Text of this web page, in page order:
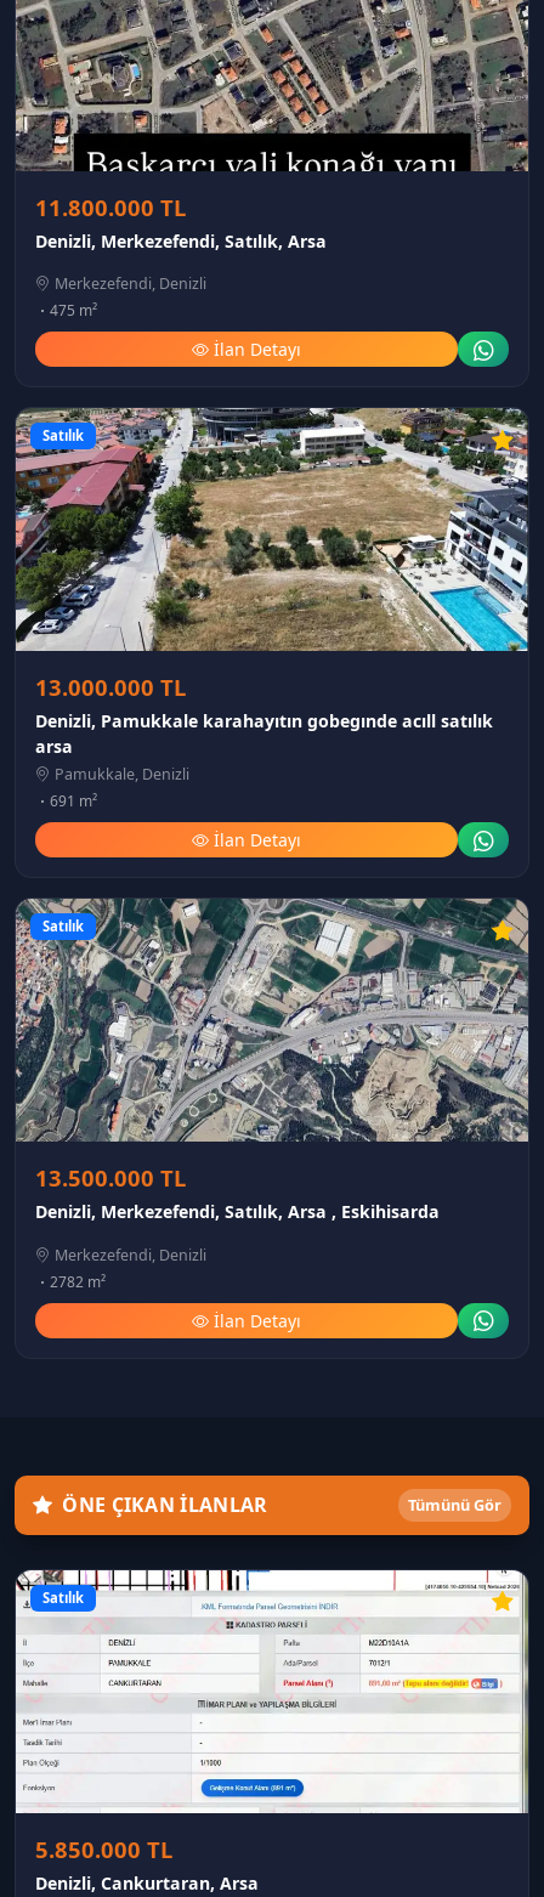
11.800.000 TL
Denizli, Merkezefendi, Satılık, Arsa
Merkezefendi, Denizli
475 m²
İlan Detayı
Satılık
13.000.000 TL
Denizli, Pamukkale karahayıtın gobegınde acıll satılık
arsa
Pamukkale, Denizli
691 m²
İlan Detayı
Satılık
13.500.000 TL
Denizli, Merkezefendi, Satılık, Arsa , Eskihisarda
Merkezefendi, Denizli
2782 m²
İlan Detayı
ÖNE ÇIKAN İLANLAR Tümünü Gör
Satılık
5.850.000 TL
Denizli, Cankurtaran, Arsa